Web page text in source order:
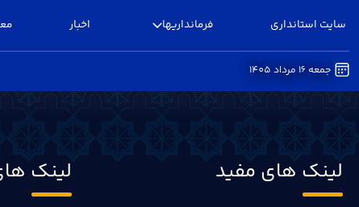
سایت استانداری فرمانداریها اخبار
جمعه 16 مرداد 1405
لینک های مفید لینک